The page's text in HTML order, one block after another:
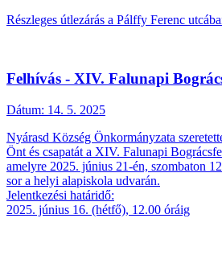
Részleges útlezárás a Pálffy Ferenc
Felhívás - XIV. Falunapi
Dátum: 14. 5. 2025
Nyárasd Község Önkormányzata
Önt és csapatát a XIV. Falunapi
amelyre 2025. június 21-én, szombaton
sor a helyi alapiskola udvarán.
Jelentkezési határidő:
2025. június 16. (hétfő), 12.00 óráig